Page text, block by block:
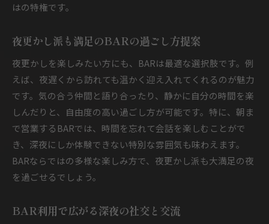
はの特権です。
夜更かし派も満足のBARの過ごし方提案
夜更かしを楽しみたい方にも、BARは最適な選択肢です。例
えば、夜遅くから訪れても温かく迎え入れてくれるのが魅力
です。気の合う仲間と語り合ったり、静かに自分の時間を楽
しんだりと、自由度の高い過ごし方が可能です。特に、朝ま
で営業するBARでは、時間を忘れて会話を楽しむことがで
き、深夜にしか体験できない特別な雰囲気も味わえます。
BARならではの多様な楽しみ方で、夜更かし派も大満足の夜
を過ごせるでしょう。
BAR利用で広がる深夜の社交と交流